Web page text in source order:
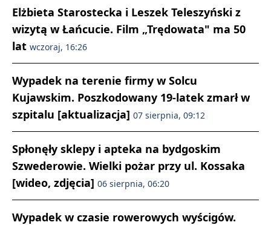
Elżbieta Starostecka i Leszek Teleszyński z
wizytą w Łańcucie. Film „Trędowata" ma 50
lat wczoraj, 16:26
Wypadek na terenie firmy w Solcu
Kujawskim. Poszkodowany 19-latek zmarł w
szpitalu [aktualizacja] 07 sierpnia, 09:12
Spłonęły sklepy i apteka na bydgoskim
Szwederowie. Wielki pożar przy ul. Kossaka
[wideo, zdjęcia] 06 sierpnia, 06:20
Wypadek w czasie rowerowych wyścigów.